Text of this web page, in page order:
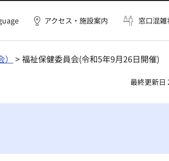
アクセス・施設案内 窓口混
> 福祉保健委員会(令和5年9月26日開催)
最終更新日